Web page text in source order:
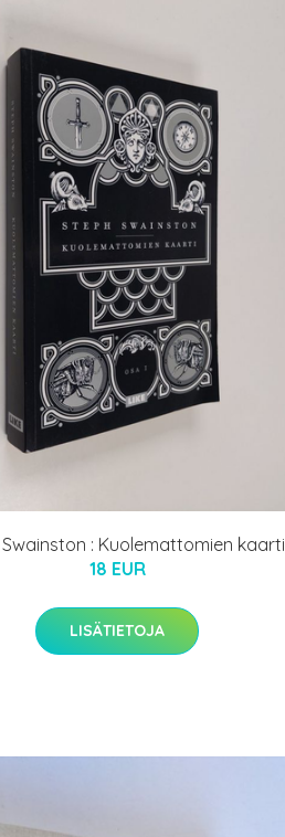
: Kuolemattomien kaarti
18 EUR
LISÄTIETOJA